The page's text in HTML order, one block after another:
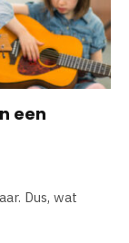
een
Dus, wat